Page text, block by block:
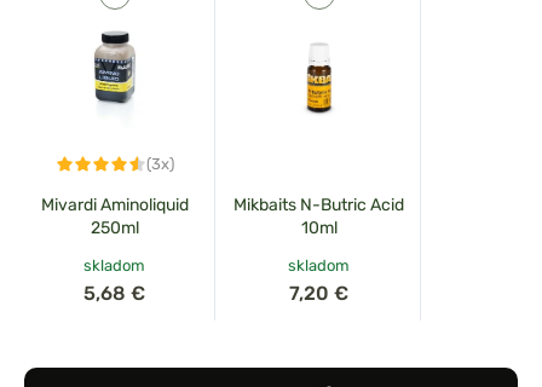
(3x)
Mivardi Aminoliquid
250ml
skladom
5,68 €
Mikbaits N-Butric Acid
10ml
skladom
7,20 €